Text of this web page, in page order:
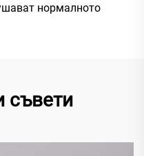
нормалното
съвети